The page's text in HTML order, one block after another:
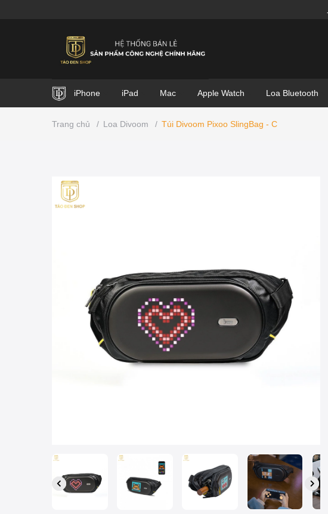
iPhone iPad Mac Apple Watch Loa Bluetooth
Trang chủ / Loa Divoom / Túi Divoom Pixoo SlingBag - C